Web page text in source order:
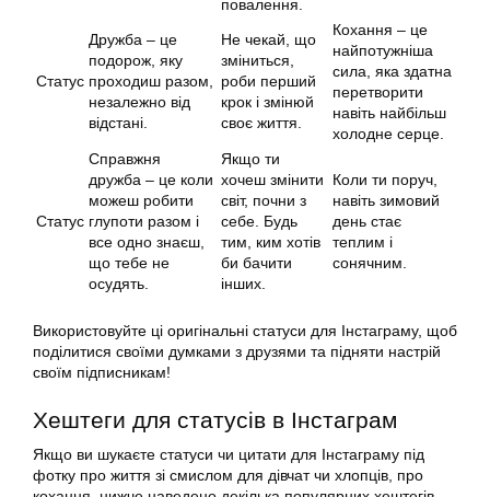
повалення.
Статус
Дружба – це
подорож, яку
проходиш разом,
незалежно від
відстані.
Не чекай, що
зміниться,
роби перший
крок і змінюй
своє життя.
Кохання – це
найпотужніша
сила, яка здатна
перетворити
навіть найбільш
холодне серце.
Статус
Справжня
дружба – це коли
можеш робити
глупоти разом і
все одно знаєш,
що тебе не
осудять.
Якщо ти
хочеш змінити
світ, почни з
себе. Будь
тим, ким хотів
би бачити
інших.
Коли ти поруч,
навіть зимовий
день стає
теплим і
сонячним.
Використовуйте ці оригінальні статуси для Інстаграму, щоб
поділитися своїми думками з друзями та підняти настрій
своїм підписникам!
Хештеги для статусів в Інстаграм
Якщо ви шукаєте статуси чи цитати для Інстаграму під
фотку про життя зі смислом для дівчат чи хлопців, про